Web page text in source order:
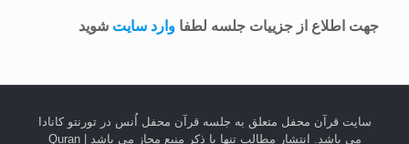
جهت اطلاع از جزییات جلسه لطفا وارد سایت شوید
سایت قرآن محفل متعلق به جلسه قرآن محفل اُنس در تورنتو کانادا
می باشد. انتشار مطالب تنها با ذکر منبع مجاز می باشد | Quran